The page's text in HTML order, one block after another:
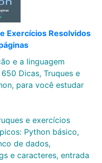
Exercícios Resolvidos
e a linguagem
Dicas, Truques e
para você estudar
e exercícios
Python básico,
de dados,
e caracteres, entrada